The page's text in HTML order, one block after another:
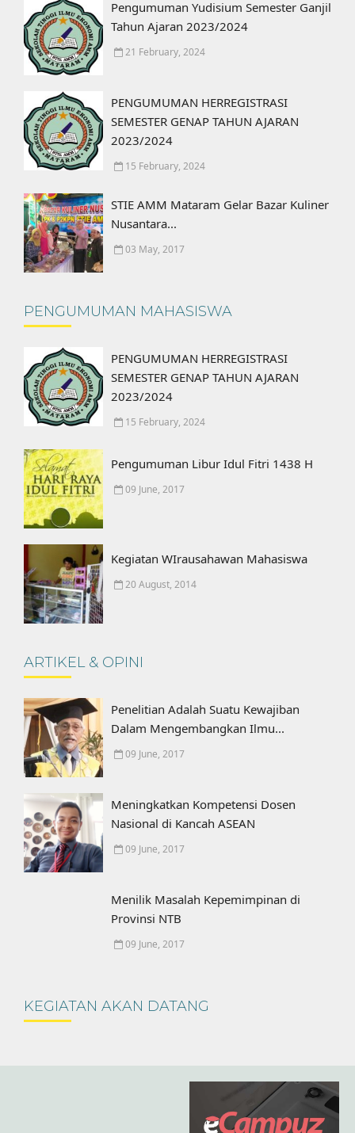
Pengumuman Yudisium Semester Ganjil
Tahun Ajaran 2023/2024
21 February, 2024
PENGUMUMAN HERREGISTRASI
SEMESTER GENAP TAHUN AJARAN
2023/2024
15 February, 2024
STIE AMM Mataram Gelar Bazar Kuliner
Nusantara...
03 May, 2017
PENGUMUMAN MAHASISWA
PENGUMUMAN HERREGISTRASI
SEMESTER GENAP TAHUN AJARAN
2023/2024
15 February, 2024
Pengumuman Libur Idul Fitri 1438 H
09 June, 2017
Kegiatan WIrausahawan Mahasiswa
20 August, 2014
ARTIKEL & OPINI
Penelitian Adalah Suatu Kewajiban
Dalam Mengembangkan Ilmu...
09 June, 2017
Meningkatkan Kompetensi Dosen
Nasional di Kancah ASEAN
09 June, 2017
Menilik Masalah Kepemimpinan di
Provinsi NTB
09 June, 2017
KEGIATAN AKAN DATANG